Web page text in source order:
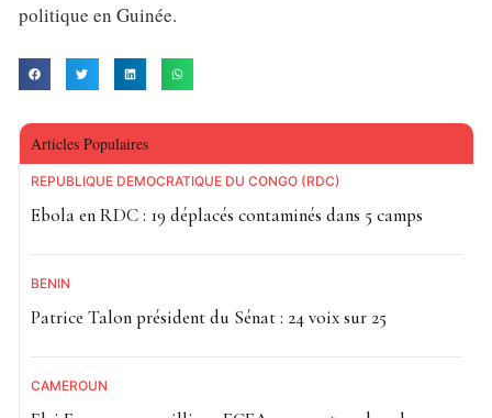
politique en Guinée.
Articles Populaires
RÉPUBLIQUE DÉMOCRATIQUE DU CONGO (RDC)
Ebola en RDC : 19 déplacés contaminés dans 5 camps
BÉNIN
Patrice Talon président du Sénat : 24 voix sur 25
CAMEROUN